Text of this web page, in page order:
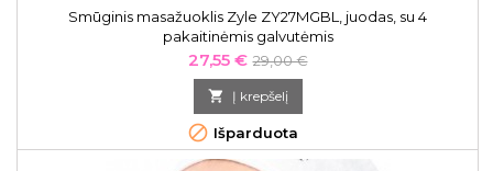
Smūginis masažuoklis Zyle ZY27MGBL, juodas, su 4
pakaitinėmis galvutėmis
Kaina
27,55 € Bazinė
kaina
29,00 €
 Į krepšelį
 Išparduota